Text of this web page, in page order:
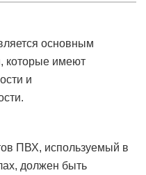
основным
которые имеют
и
ПВХ, используемый в
должен быть